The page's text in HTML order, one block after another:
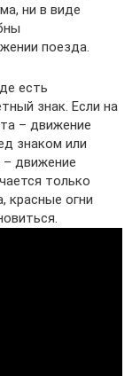
ни в виде
поезда.
есть
знак. Если на
– движение
знаком или
– движение
только
красные огни